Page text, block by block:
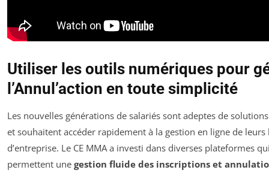
Utiliser les outils numériques pour
l’Annul’action en toute simplicité
Les nouvelles générations de salariés sont adeptes de
et souhaitent accéder rapidement à la gestion en ligne de leurs
d’entreprise. Le CE MMA a investi dans diverses plateformes
permettent une gestion fluide des inscriptions et